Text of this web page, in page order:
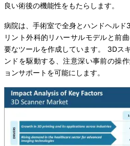
良い術後の機能性をもたらします。
病院は、手術室で全身とハンドヘル
リント外科的リハーサルモデルと前
要なツールを作成しています。 3Dス
ンドを駆動する、注意深い事前の操
ョンサポートを可能にします。